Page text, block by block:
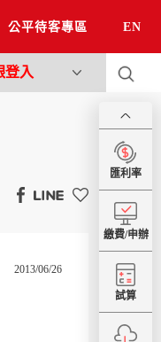
登入
匯利率
繳費/申辦
試算
公平待客專區 EN
2013/06/26